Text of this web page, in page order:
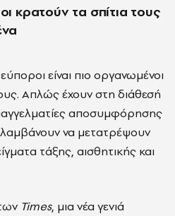
κρατούν τα σπίτια τους
εύποροι είναι πιο οργανωμένοι
Απλώς έχουν στη διάθεσή
αποσυμφόρησης
να μετατρέψουν
τάξης, αισθητικής και
Times, μια νέα γενιά